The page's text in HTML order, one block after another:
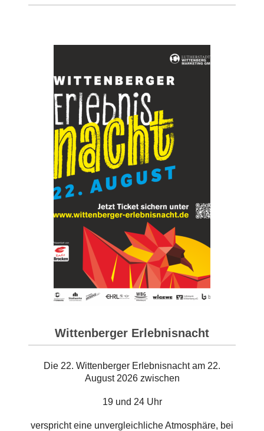
Wittenberger Erlebnisnacht
Die 22. Wittenberger Erlebnisnacht am 22.
August 2026 zwischen
19 und 24 Uhr
verspricht eine unvergleichliche Atmosphäre, bei